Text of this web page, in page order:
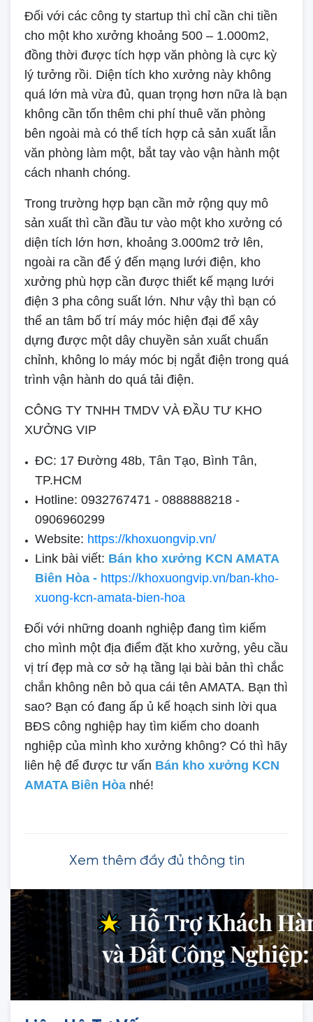
Đối với các công ty startup thì chỉ cần chi tiền
cho một kho xưởng khoảng 500 – 1.000m2,
đồng thời được tích hợp văn phòng là cực kỳ
lý tưởng rồi. Diện tích kho xưởng này không
quá lớn mà vừa đủ, quan trọng hơn nữa là bạn
không cần tốn thêm chi phí thuê văn phòng
bên ngoài mà có thể tích hợp cả sản xuất lẫn
văn phòng làm một, bắt tay vào vận hành một
cách nhanh chóng.
Trong trường hợp bạn cần mở rộng quy mô
sản xuất thì cần đầu tư vào một kho xưởng có
diện tích lớn hơn, khoảng 3.000m2 trở lên,
ngoài ra cần để ý đến mạng lưới điện, kho
xưởng phù hợp cần được thiết kế mạng lưới
điện 3 pha công suất lớn. Như vậy thì bạn có
thể an tâm bố trí máy móc hiện đại để xây
dựng được một dây chuyền sản xuất chuẩn
chỉnh, không lo máy móc bị ngắt điện trong quá
trình vận hành do quá tải điện.
CÔNG TY TNHH TMDV VÀ ĐẦU TƯ KHO
XƯỞNG VIP
ĐC: 17 Đường 48b, Tân Tạo, Bình Tân,
TP.HCM
Hotline: 0932767471 - 0888888218 -
0906960299
Website: https://khoxuongvip.vn/
Link bài viết: Bán kho xưởng KCN AMATA
Biên Hòa - https://khoxuongvip.vn/ban-kho-
xuong-kcn-amata-bien-hoa
Đối với những doanh nghiệp đang tìm kiếm
cho mình một địa điểm đặt kho xưởng, yêu cầu
vị trí đẹp mà cơ sở hạ tầng lại bài bản thì chắc
chắn không nên bỏ qua cái tên AMATA. Bạn thì
sao? Bạn có đang ấp ủ kế hoạch sinh lời qua
BĐS công nghiệp hay tìm kiếm cho doanh
nghiệp của mình kho xưởng không? Có thì hãy
liên hệ để được tư vấn Bán kho xưởng KCN
AMATA Biên Hòa nhé!
Xem thêm đầy đủ thông tin